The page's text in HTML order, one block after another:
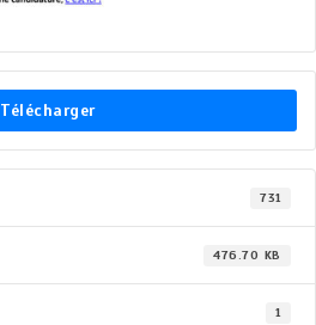
Télécharger
731
476.70 KB
1